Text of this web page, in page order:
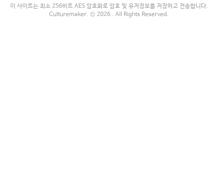
이 사이트는 최소 256비트 AES 암호화로 암호 및 유저정보를 저장하고 전송합니다.
Culturemaker. © 2026 . All Rights Reserved.